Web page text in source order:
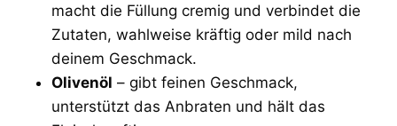
macht die Füllung cremig und verbindet die
Zutaten, wahlweise kräftig oder mild nach
deinem Geschmack.
Olivenöl – gibt feinen Geschmack,
unterstützt das Anbraten und hält das